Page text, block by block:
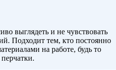
выглядеть и не чувствовать
Подходит тем, кто постоянно
на работе, будь то